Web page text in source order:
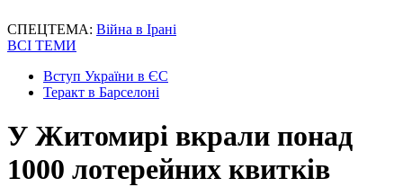
СПЕЦТЕМА: Війна в Ірані
ВСІ ТЕМИ
Вступ України в ЄС
Теракт в Барселоні
У Житомирі вкрали понад
1000 лотерейних квитків